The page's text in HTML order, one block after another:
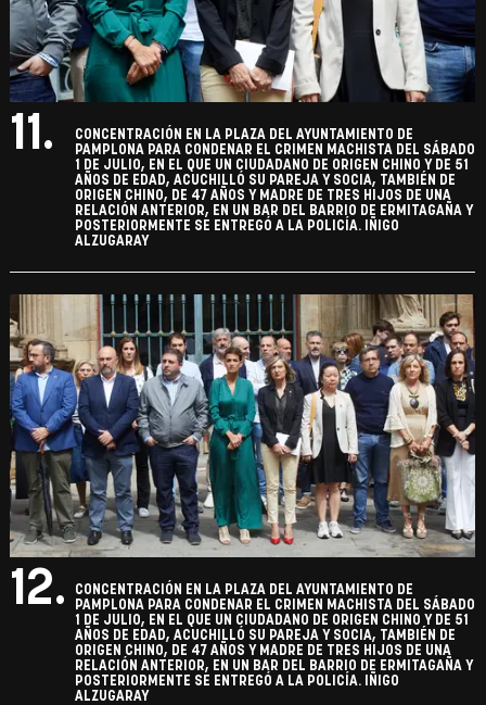
11.
CONCENTRACIÓN EN LA PLAZA DEL AYUNTAMIENTO DE
PAMPLONA PARA CONDENAR EL CRIMEN MACHISTA DEL SÁBADO
1 DE JULIO, EN EL QUE UN CIUDADANO DE ORIGEN CHINO Y DE 51
AÑOS DE EDAD, ACUCHILLÓ SU PAREJA Y SOCIA, TAMBIÉN DE
ORIGEN CHINO, DE 47 AÑOS Y MADRE DE TRES HIJOS DE UNA
RELACIÓN ANTERIOR, EN UN BAR DEL BARRIO DE ERMITAGAÑA Y
POSTERIORMENTE SE ENTREGÓ A LA POLICÍA. IÑIGO
ALZUGARAY
12.
CONCENTRACIÓN EN LA PLAZA DEL AYUNTAMIENTO DE
PAMPLONA PARA CONDENAR EL CRIMEN MACHISTA DEL SÁBADO
1 DE JULIO, EN EL QUE UN CIUDADANO DE ORIGEN CHINO Y DE 51
AÑOS DE EDAD, ACUCHILLÓ SU PAREJA Y SOCIA, TAMBIÉN DE
ORIGEN CHINO, DE 47 AÑOS Y MADRE DE TRES HIJOS DE UNA
RELACIÓN ANTERIOR, EN UN BAR DEL BARRIO DE ERMITAGAÑA Y
POSTERIORMENTE SE ENTREGÓ A LA POLICÍA. IÑIGO
ALZUGARAY